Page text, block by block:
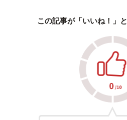
この記事が「いいね！」